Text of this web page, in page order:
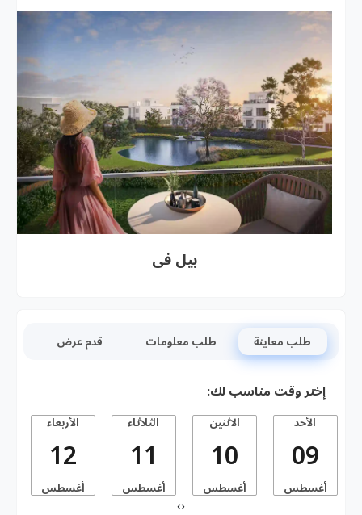
بيل فى
طلب معاينة طلب معلومات قدم عرض
إختر وقت مناسب لك:
الأحد
09
أغسطس
الاثنين
10
أغسطس
الثلاثاء
11
أغسطس
الأربعاء
12
أغسطس
‹
›